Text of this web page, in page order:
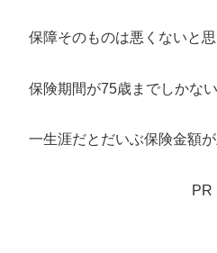
保障そのものは悪くないと
保険期間が75歳までしかない
一生涯だとだいぶ保険金額
PR